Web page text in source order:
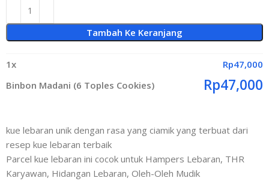
Tambah Ke Keranjang
1x Rp47,000
Binbon Madani (6 Toples Cookies)
Rp47,000
kue lebaran unik dengan rasa yang ciamik yang terbuat dari
resep kue lebaran terbaik
Parcel kue lebaran ini cocok untuk Hampers Lebaran, THR
Karyawan, Hidangan Lebaran, Oleh-Oleh Mudik